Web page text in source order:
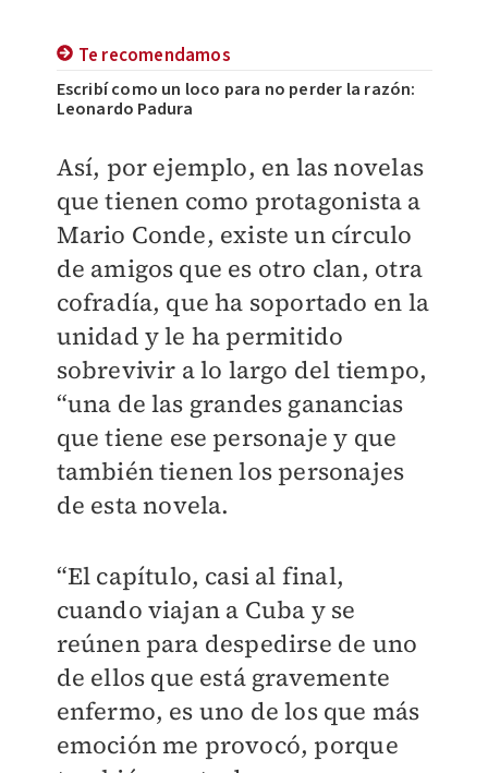
Te recomendamos
Escribí como un loco para no perder la razón:
Leonardo Padura
Así, por ejemplo, en las novelas
que tienen como protagonista a
Mario Conde, existe un círculo
de amigos que es otro clan, otra
cofradía, que ha soportado en la
unidad y le ha permitido
sobrevivir a lo largo del tiempo,
“una de las grandes ganancias
que tiene ese personaje y que
también tienen los personajes
de esta novela.
“El capítulo, casi al final,
cuando viajan a Cuba y se
reúnen para despedirse de uno
de ellos que está gravemente
enfermo, es uno de los que más
emoción me provocó, porque